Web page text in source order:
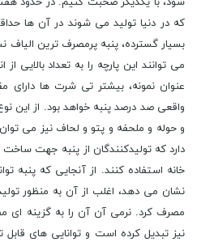
که در دنیا تولید می شوند در آن ها
بسیار گسترده، پنبه پرمصرف ترین الیاف
می توانند این پارچه را به تعداد بالایی
عنوان نمونه، بیشتر تی شرت ها دارای
واقعی صد درصد پنبه خواهد بود. از این
و حوله و ملحفه و پتو و لحاف نیز می
دارد که تولیدکنندگان از پنبه جهت ساخت
خانه استفاده کنند. از آنجایی که پنبه
نشان می دهد، اغلب از آن به منظور
مصرف کرد. نرمی آن آن را به گزینه ای
نیز تبدیل کرده است و توانایی های